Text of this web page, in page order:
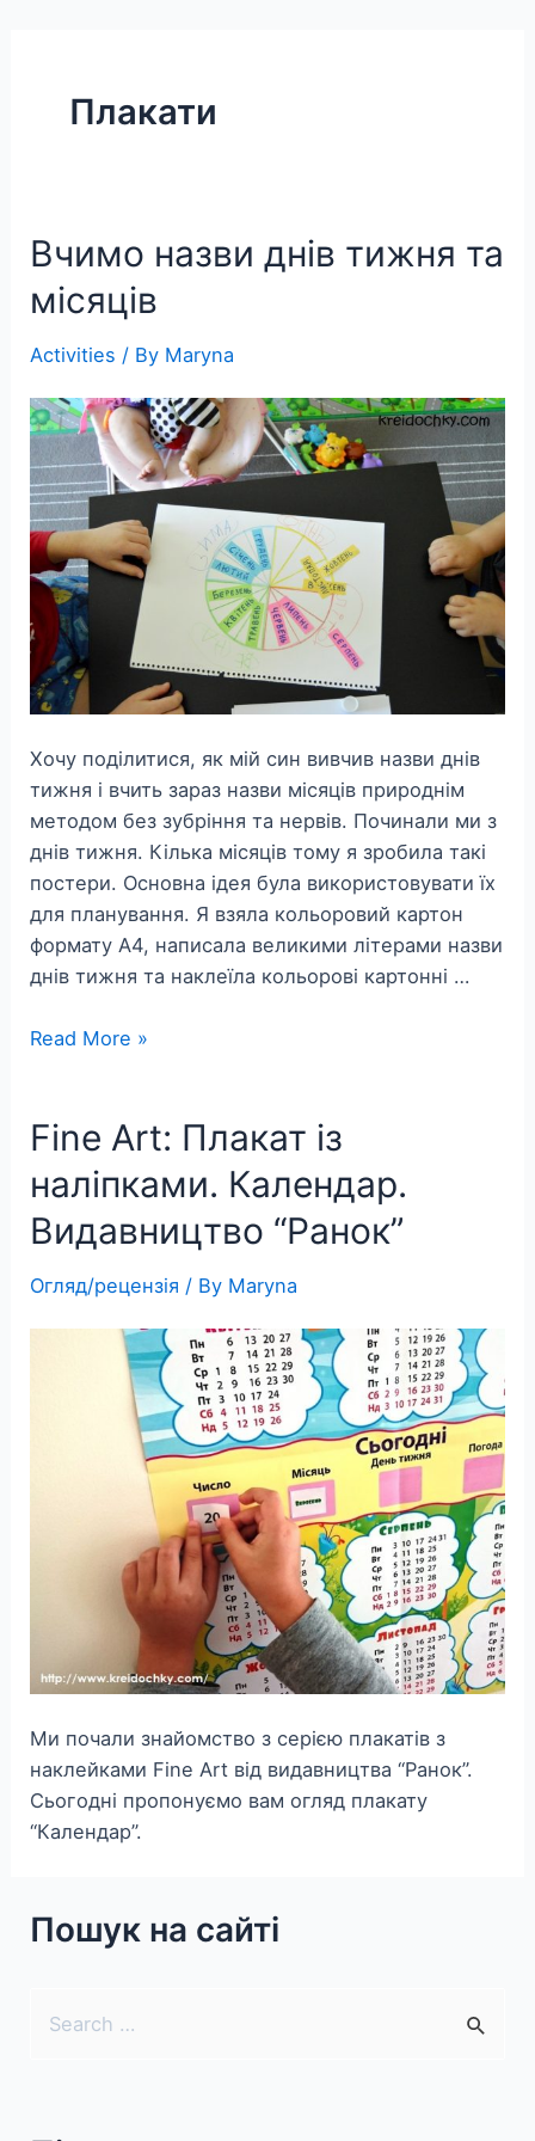
Плакати
Вчимо назви днів тижня та
місяців
Activities / By Maryna
Хочу поділитися, як мій син вивчив назви днів
тижня і вчить зараз назви місяців природнім
методом без зубріння та нервів. Починали ми з
днів тижня. Кілька місяців тому я зробила такі
постери. Основна ідея була використовувати їх
для планування. Я взяла кольоровий картон
формату А4, написала великими літерами назви
днів тижня та наклеїла кольорові картонні …
Вчимо
тижня
місяців
Read More »
Fine Art: Плакат із
наліпками. Календар.
Видавництво “Ранок”
Огляд/рецензія / By Maryna
Ми почали знайомство з серією плакатів з
наклейками Fine Art від видавництва “Ранок”.
Сьогодні пропонуємо вам огляд плакату
“Календар”.
Пошук на сайті